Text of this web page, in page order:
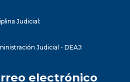
Judicial:
Judicial - DEAJ:
electrónico